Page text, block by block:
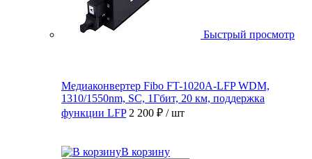
Быстрый просмотр
Медиаконвертер Fibo FT-1020A-LFP WDM,
1310/1550nm, SC, 1Гбит, 20 км, поддержка
функции LFP 2 200 ₽ / шт
В корзину